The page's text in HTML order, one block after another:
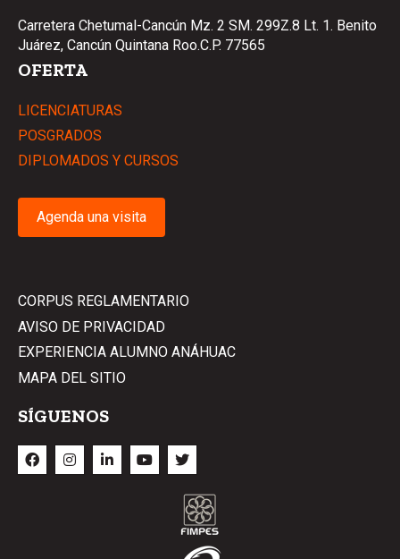
Carretera Chetumal-Cancún Mz. 2 SM. 299Z.8 Lt. 1. Benito
Juárez, Cancún Quintana Roo.C.P. 77565
OFERTA
LICENCIATURAS
POSGRADOS
DIPLOMADOS Y CURSOS
Agenda una visita
CORPUS REGLAMENTARIO
AVISO DE PRIVACIDAD
EXPERIENCIA ALUMNO ANÁHUAC
MAPA DEL SITIO
SÍGUENOS